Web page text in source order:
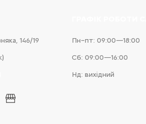
146/19
business
Пн–пт: 09:00—18:00
Сб: 09:00—16:00
Нд: вихідний